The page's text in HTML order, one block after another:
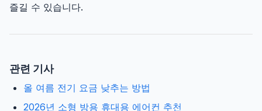
즐길 수 있습니다.
관련 기사
올 여름 전기 요금 낮추는 방법
2026년 소형 방용 휴대용 에어컨 추천